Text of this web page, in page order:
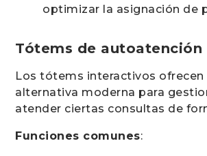
optimizar la asignación de
Tótems de autoatención
Los tótems interactivos ofrecen
alternativa moderna para
atender ciertas consultas de
Funciones comunes: